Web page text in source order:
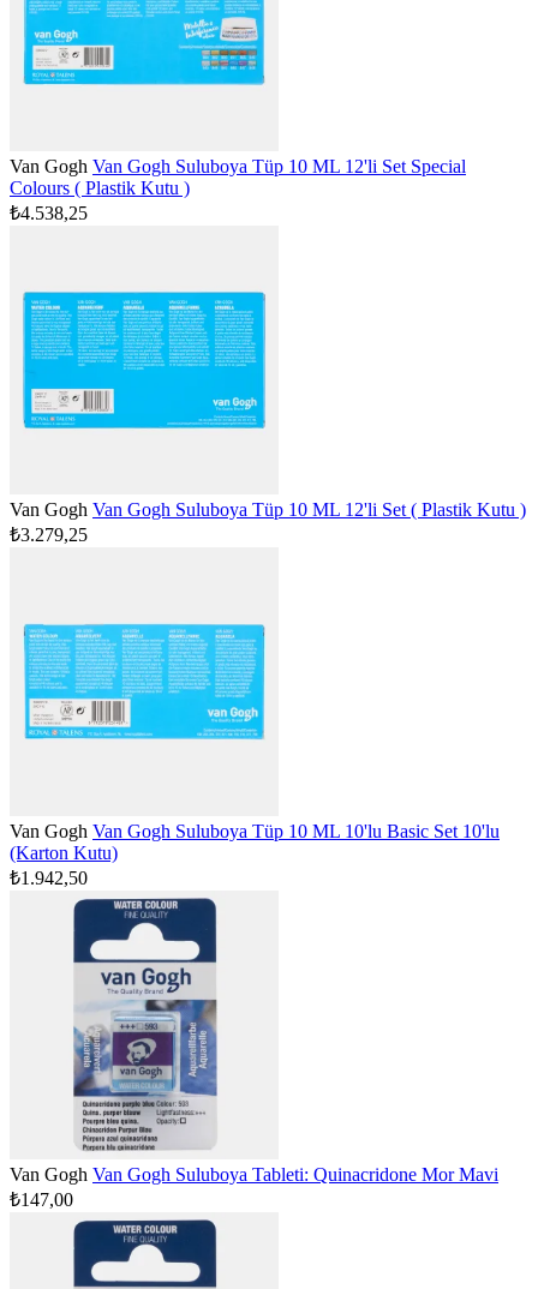
Van Gogh Van Gogh Suluboya Tüp 10 ML 12'li Set Special
Colours ( Plastik Kutu )
₺4.538,25
Van Gogh Van Gogh Suluboya Tüp 10 ML 12'li Set ( Plastik Kutu )
₺3.279,25
Van Gogh Van Gogh Suluboya Tüp 10 ML 10'lu Basic Set 10'lu
(Karton Kutu)
₺1.942,50
Van Gogh Van Gogh Suluboya Tableti: Quinacridone Mor Mavi
₺147,00